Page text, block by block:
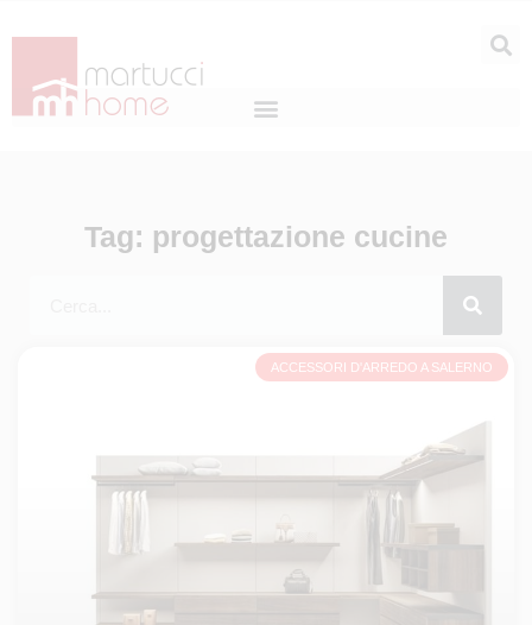
Tag: progettazione cucine
ACCESSORI D'ARREDO A SALERNO